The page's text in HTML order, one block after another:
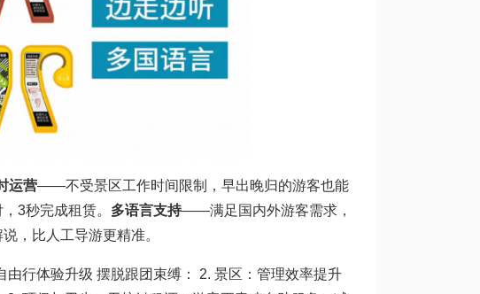
运营——不受景区工作时间限制，早出晚归的游客也能
3秒完成租赁。 多语言支持——满足国内外游客需求，
，比人工导游更精准。
行体验升级 摆脱跟团束缚： 2. 景区：管理效率提升